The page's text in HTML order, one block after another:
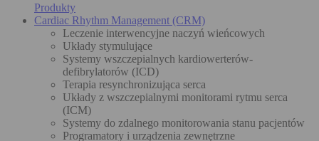
Produkty
Cardiac Rhythm Management (CRM)
Leczenie interwencyjne naczyń wieńcowych
Układy stymulujące
Systemy wszczepialnych kardiowerterów-
defibrylatorów (ICD)
Terapia resynchronizująca serca
Układy z wszczepialnymi monitorami rytmu serca
(ICM)
Systemy do zdalnego monitorowania stanu pacjentów
Programatory i urządzenia zewnętrzne